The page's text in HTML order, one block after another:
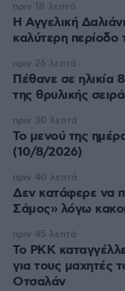
Η Αγγελική
καλύτερη
πριν 18 λεπτά
Πέθανε σε ηλικία
της θρυλικής
πριν 26 λεπτά
Το μενού της
(10/8/2026)
πριν 30 λεπτά
Δεν κατάφερε να
Σάμος» λόγω
πριν 40 λεπτά
Το PKK
για τους μαχητές
Οτσαλάν
πριν 45 λεπτά